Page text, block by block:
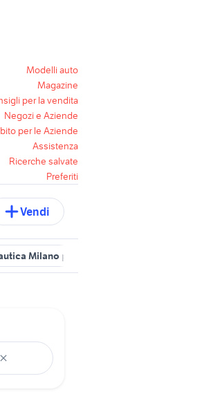
Modelli auto
Magazine
per la vendita
Negozi e Aziende
per le Aziende
Assistenza
Ricerche salvate
Preferiti
Vendi
Milano provincia